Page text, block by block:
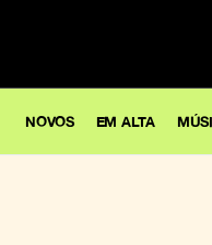
NOVOS EM ALTA